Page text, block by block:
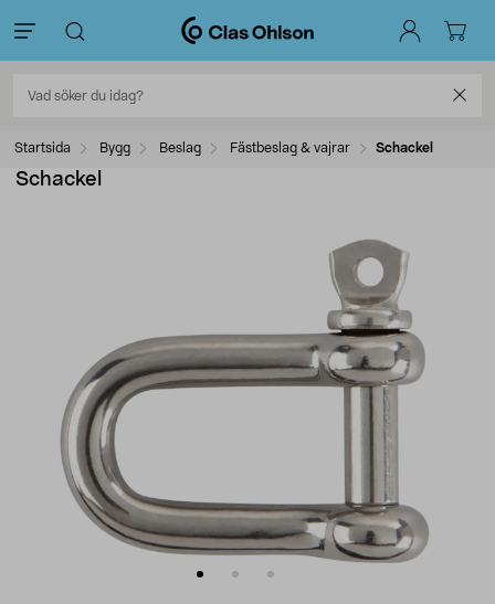
Startsida Bygg Beslag Fästbeslag & vajrar Schackel
Schackel